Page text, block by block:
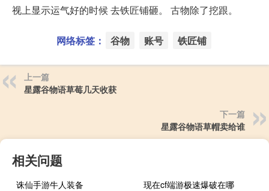
视上显示运气好的时候 去铁匠铺砸。 古物除了挖跟。
网络标签： 谷物 账号 铁匠铺
上一篇
星露谷物语草莓几天收获
下一篇
星露谷物语草帽卖给谁
相关问题
诛仙手游牛人装备
现在cf端游极速爆破在哪